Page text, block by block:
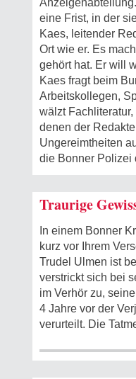
eine Frist, in der
Kaes, leitender
Ort wie er. Es
gehört hat. Er will
Kaes fragt beim
Arbeitskollegen,
wälzt
denen der
Ungereimtheiten
die Bonner Polizei
Traurige
In einem Bonner
kurz vor Ihrem
Trudel Ulmen ist
verstrickt sich bei
im Verhör zu,
4 Jahre vor der
verurteilt. Die